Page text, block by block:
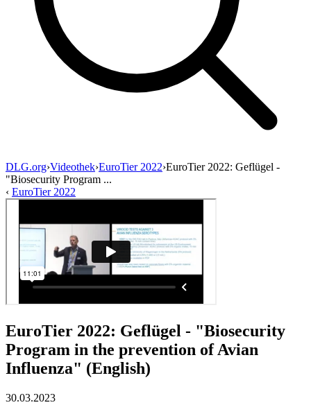
DLG.org›Videothek›EuroTier 2022›EuroTier 2022: Geflügel -
"Biosecurity Program ...
‹ EuroTier 2022
EuroTier 2022: Geflügel - "Biosecurity
Program in the prevention of Avian
Influenza" (English)
30.03.2023